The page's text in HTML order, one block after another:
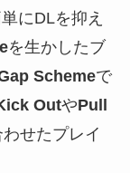
にDLを抑え
を生かしたブ
Schemeで
OutやPull
せたプレイ